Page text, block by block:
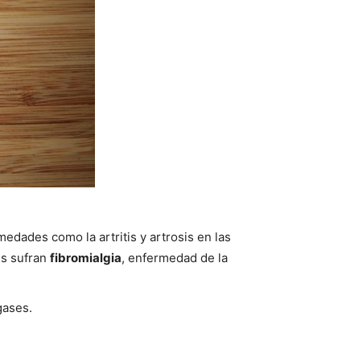
como la artritis y artrosis en las
sufran fibromialgia, enfermedad de la